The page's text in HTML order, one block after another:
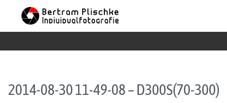
Skip to content
2014-08-30 11-49-08 – D300S(70-300)